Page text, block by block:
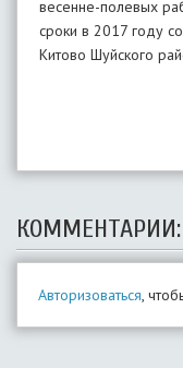
весенне-полевых
сроки в 2017 году
Китово Шуйского
КОММЕНТАРИИ:
Авторизоваться,